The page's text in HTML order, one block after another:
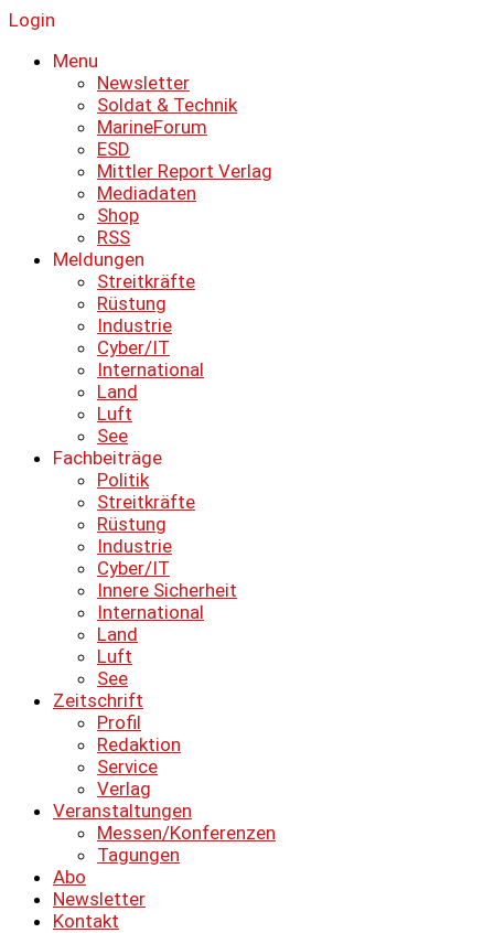
Login
Menu
Newsletter
Soldat & Technik
MarineForum
ESD
Mittler Report Verlag
Mediadaten
Shop
RSS
Meldungen
Streitkräfte
Rüstung
Industrie
Cyber/IT
International
Land
Luft
See
Fachbeiträge
Politik
Streitkräfte
Rüstung
Industrie
Cyber/IT
Innere Sicherheit
International
Land
Luft
See
Zeitschrift
Profil
Redaktion
Service
Verlag
Veranstaltungen
Messen/Konferenzen
Tagungen
Abo
Newsletter
Kontakt